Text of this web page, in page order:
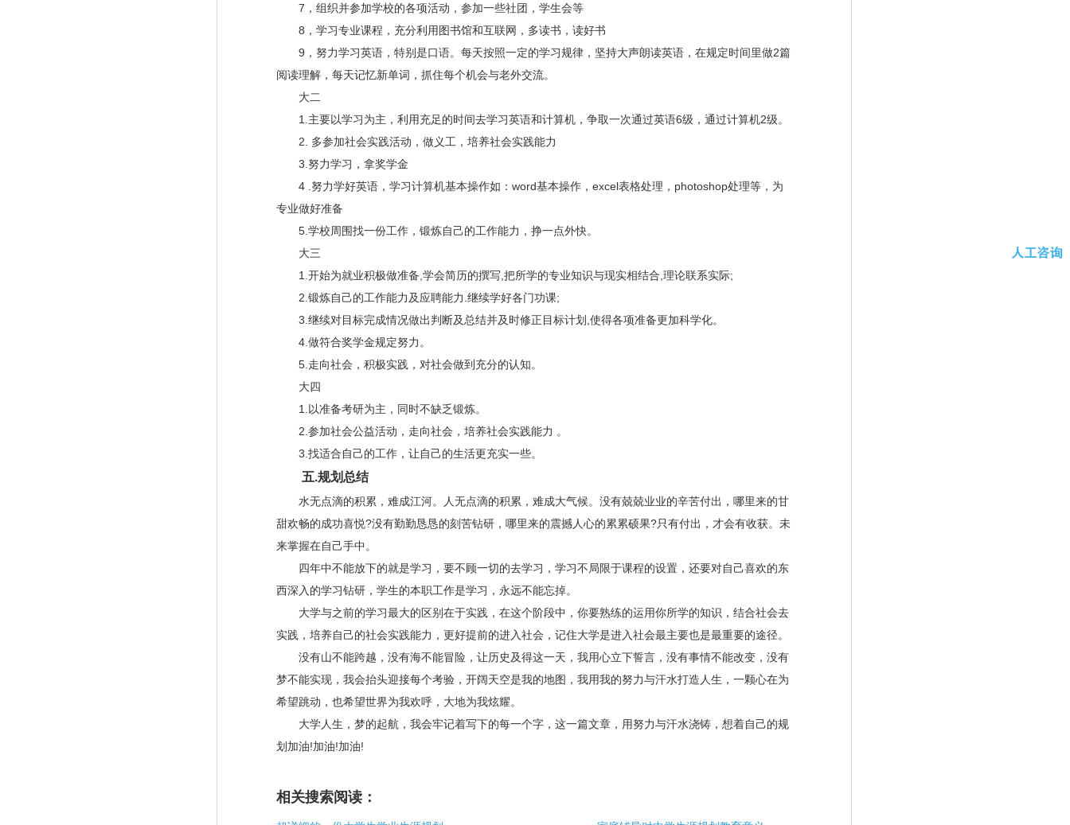
7 ，组织并参加学校的各项活动，参加一些社团，学生会等
8 ，学习专业课程，充分利用图书馆和互联网，多读书，读好书
9 ，努力学习英语，特别是口语。每天按照一定的学习规律，坚持大声朗读英语，在规定时间里做2篇
阅读理解，每天记忆新单词，抓住每个机会与老外交流。
大二
1. 主要以学习为主，利用充足的时间去学习英语和计算机，争取一次通过英语6级，通过计算机2级。
2. 多参加社会实践活动，做义工，培养社会实践能力
3. 努力学习，拿奖学金
4 . 努力学好英语，学习计算机基本操作如： word基本操作， excel表格处理， photoshop处理等，为
专业做好准备
5. 学校周围找一份工作，锻炼自己的工作能力，挣一点外快。
大三
1. 开始为就业积极做准备 学会简历的撰写 把所学的专业知识与现实相结合 理论联系实际;
2. 锻炼自己的工作能力及应聘能力 继续学好各门功课;
3. 继续对目标完成情况做出判断及总结并及时修正目标计划 使得各项准备更加科学化。
4. 做符合奖学金规定努力。
5. 走向社会，积极实践，对社会做到充分的认知。
大四
1. 以准备考研为主，同时不缺乏锻炼。
2. 参加社会公益活动，走向社会，培养社会实践能力 。
3. 找适合自己的工作，让自己的生活更充实一些。
五.规划总结
水无点滴的积累，难成江河。人无点滴的积累，难成大气候。没有兢兢业业的辛苦付出，哪里来的甘
甜欢畅的成功喜悦?没有勤勤恳恳的刻苦钻研，哪里来的震撼人心的累累硕果?只有付出，才会有收获。未
来掌握在自己手中。
四年中不能放下的就是学习，要不顾一切的去学习，学习不局限于课程的设置，还要对自己喜欢的东
西深入的学习钻研，学生的本职工作是学习，永远不能忘掉。
大学与之前的学习最大的区别在于实践，在这个阶段中，你要熟练的运用你所学的知识，结合社会去
实践，培养自己的社会实践能力，更好提前的进入社会，记住大学是进入社会最主要也是最重要的途径。
没有山不能跨越，没有海不能冒险，让历史及得这一天，我用心立下誓言，没有事情不能改变，没有
梦不能实现，我会抬头迎接每个考验，开阔天空是我的地图，我用我的努力与汗水打造人生，一颗心在为
希望跳动，也希望世界为我欢呼，大地为我炫耀。
大学人生，梦的起航，我会牢记着写下的每一个字，这一篇文章，用努力与汗水浇铸，想着自己的规
划加油!加油!加油!
相关搜索阅读：